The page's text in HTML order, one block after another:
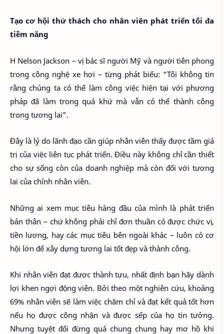
Tạo cơ hội thử thách cho nhân viên phát triển tối đa
tiềm năng
H Nelson Jackson – vị bác sĩ người Mỹ và người tiên phong
trong công nghệ xe hơi – từng phát biểu: “Tôi không tin
rằng chúng ta có thể làm công việc hiện tại với phương
pháp đã làm trong quá khứ mà vẫn có thể thành công
trong tương lai”.
Đây là lý do lãnh đạo cần giúp nhân viên thấy được tầm giá
trị của việc liên tục phát triển. Điều này không chỉ cần thiết
cho sự sống còn của doanh nghiệp mà còn đối với tương
lai của chính nhân viên.
Những ai xem mục tiêu hàng đầu của mình là phát triển
bản thân – chứ không phải chỉ đơn thuần có được chức vị,
tiền lương, hay các mục tiêu bên ngoài khác – luôn có cơ
hội lớn để xây dựng tương lai tốt đẹp và thành công.
Khi nhân viên đạt được thành tựu, nhất định bạn hãy dành
lợi khen ngợi động viên. Bởi theo một nghiên cứu, khoảng
69% nhân viên sẽ làm việc chăm chỉ và đạt kết quả tốt hơn
nếu họ được công nhận và được sếp của họ tin tưởng.
Nhưng tuyệt đối đừng quá chung chung hay mơ hồ khi